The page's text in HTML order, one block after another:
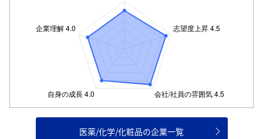
医薬/化学/化粧品の企業一覧